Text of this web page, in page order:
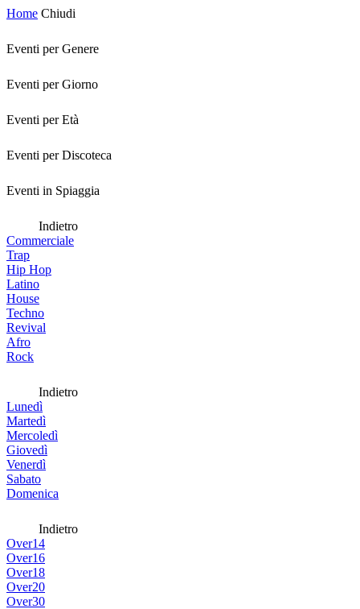
Home Chiudi
Eventi per Genere
Eventi per Giorno
Eventi per Età
Eventi per Discoteca
Eventi in Spiaggia
Indietro
Commerciale
Trap
Hip Hop
Latino
House
Techno
Revival
Afro
Rock
Indietro
Lunedì
Martedì
Mercoledì
Giovedì
Venerdì
Sabato
Domenica
Indietro
Over14
Over16
Over18
Over20
Over30